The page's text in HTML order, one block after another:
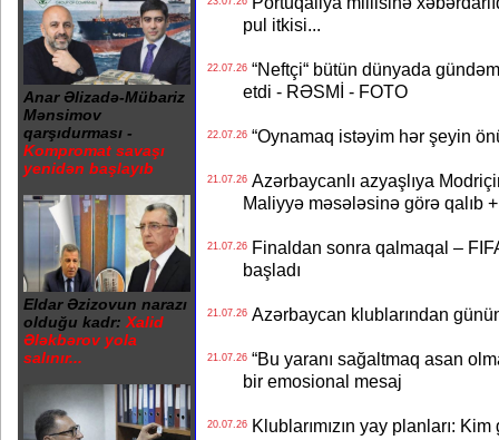
Anar Əlizadə-Mübariz
Mənsimov
qarşıdurması -
Kompromat savaşı
yenidən başlayıb
Eldar Əzizovun narazı
olduğu kadr: Xalid
Ələkbərov yola
salınır...
pul itkisi...
22.07.26“Neftçi“ bütün dünyada
etdi - RƏSMİ - FOTO
22.07.26“Oynamaq istəyim hər şeyin
21.07.26Azərbaycanlı azyaşlıya
Maliyyə məsələsinə görə qalıb
21.07.26Finaldan sonra qalmaqal –
başladı
21.07.26Azərbaycan klublarından
21.07.26“Bu yaranı sağaltmaq asan
bir emosional mesaj
20.07.26Klublarımızın yay planları: